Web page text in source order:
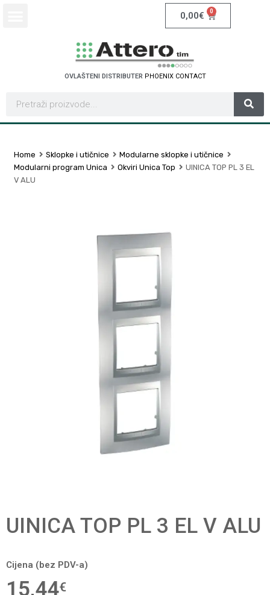
0,00€ 0
OVLAŠTENI DISTRIBUTER PHOENIX CONTACT
Home Sklopke i utičnice
Modularne sklopke i utičnice
Modularni program Unica
Okviri Unica Top
UINICA TOP PL 3 EL
V ALU
UINICA TOP PL 3 EL V ALU
Cijena (bez PDV-a)
15,44€